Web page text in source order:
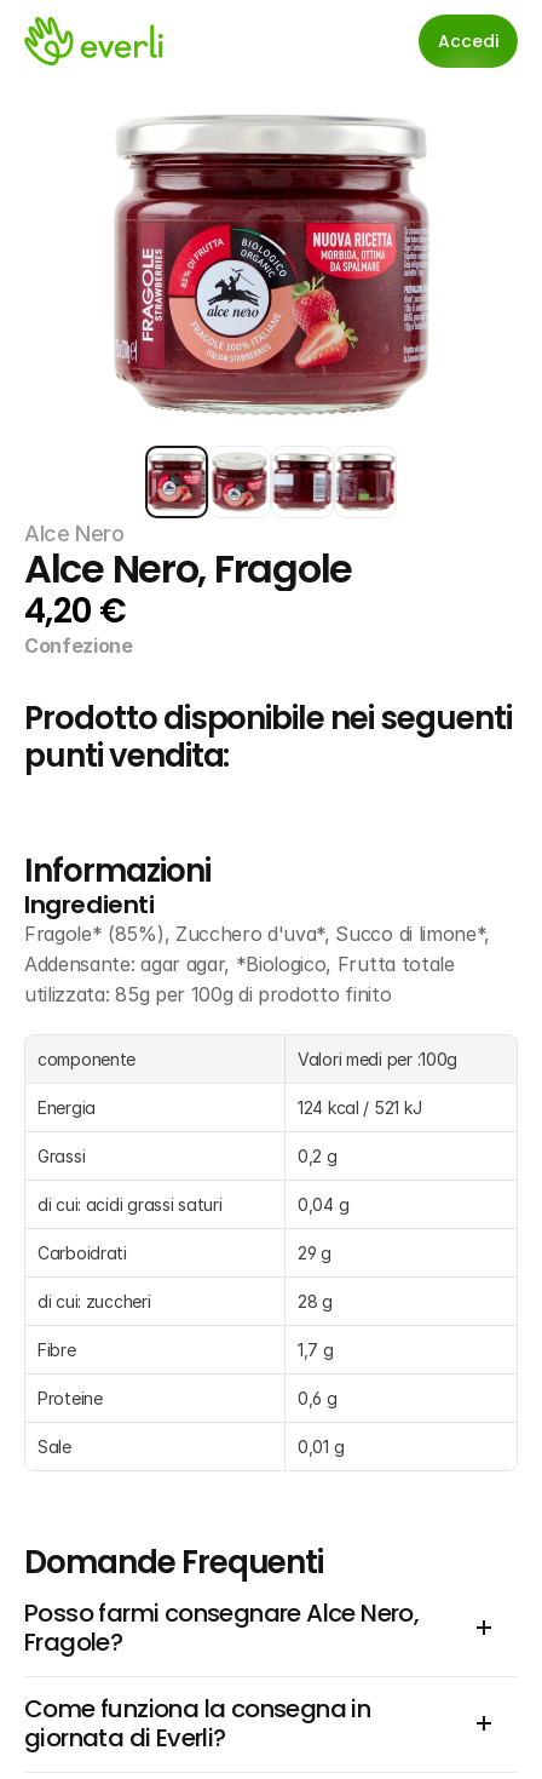
Accedi
Alce Nero
Alce Nero, Fragole
4,20 €
Confezione
Prodotto disponibile nei seguenti
punti vendita:
Informazioni
Ingredienti
Fragole* (85%), Zucchero d'uva*, Succo di limone*,
Addensante: agar agar, *Biologico, Frutta totale
utilizzata: 85g per 100g di prodotto finito
componente Valori medi per :100g
Energia 124 kcal / 521 kJ
Grassi 0,2 g
di cui: acidi grassi saturi 0,04 g
Carboidrati 29 g
di cui: zuccheri 28 g
Fibre 1,7 g
Proteine 0,6 g
Sale 0,01 g
Domande Frequenti
Posso farmi consegnare Alce Nero,
Fragole?
Come funziona la consegna in
giornata di Everli?